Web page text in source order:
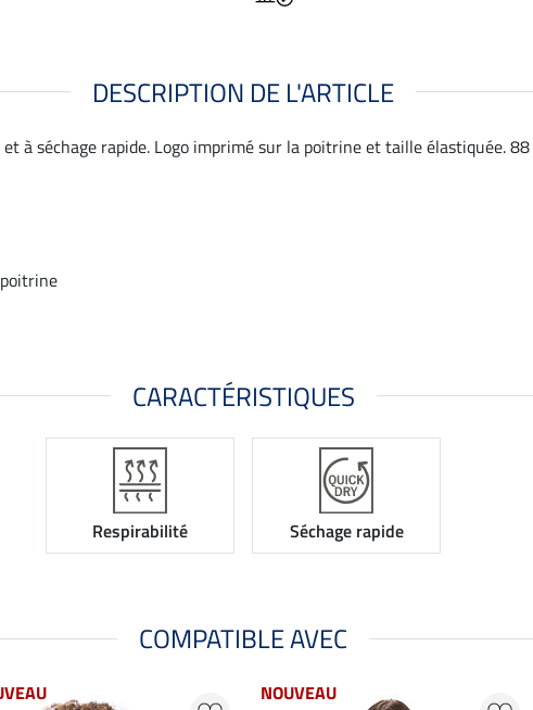
DESCRIPTION DE L'ARTICLE
à séchage rapide. Logo imprimé sur la poitrine et taille élastiquée. 88
CARACTÉRISTIQUES
Respirabilité Séchage rapide
COMPATIBLE AVEC
NOUVEAU